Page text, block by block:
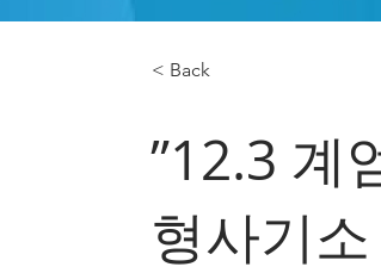
< Back
”12.3 계
형사기